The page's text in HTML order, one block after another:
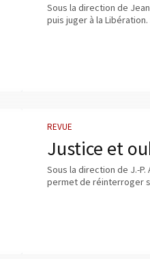
Sous la direction de
puis juger à la
REVUE
Justice et
Sous la direction de J.-P.
permet de réinterroger